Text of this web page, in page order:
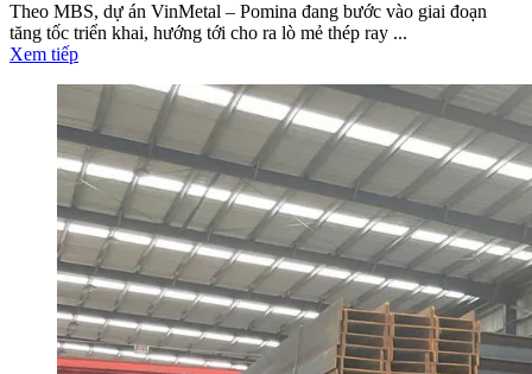
Theo MBS, dự án VinMetal – Pomina đang bước vào giai đoạn
tăng tốc triển khai, hướng tới cho ra lò mẻ thép ray ...
Xem tiếp